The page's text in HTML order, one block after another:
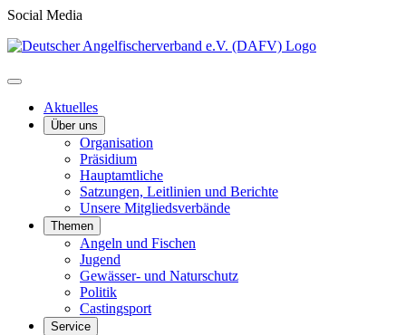
Social Media
Aktuelles
Über uns
Organisation
Präsidium
Hauptamtliche
Satzungen, Leitlinien und Berichte
Unsere Mitgliedsverbände
Themen
Angeln und Fischen
Jugend
Gewässer- und Naturschutz
Politik
Castingsport
Service